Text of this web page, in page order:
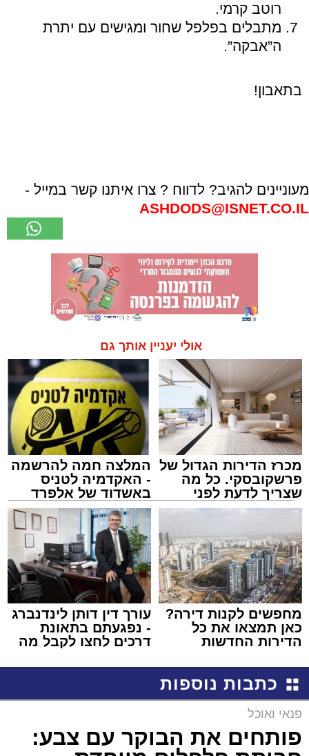
רוטב קרמי.
מתבלים בפלפל שחור ומגישים עם יתרת
ה”אבקה”.
בתאבון!
מעוניינים להגיב? לדווח ? צרו איתנו קשר במייל -
ASHDODS@ISNET.CO.IL
אולי יעניין אותך גם
מכרז הדירות הגדול של
פרשקובסקי. כל מה
שצריך לדעת לפני
שמגישים הצעה לדירה
המלצה חמה להרשמה
- האקדמיה לטניס
באשדוד של אלפרד
קריאולנסקי - לילדים
מחפשים לקנות דירה?
כאן תמצאו את כל
הדירות החדשות
עורך דין דותן לינדנברג
- נפגעתם בתאונת
דרכים לחצו לקבל מה
כתבות נוספות
פנאי ואוכל
פותחים את הבוקר עם צבע: